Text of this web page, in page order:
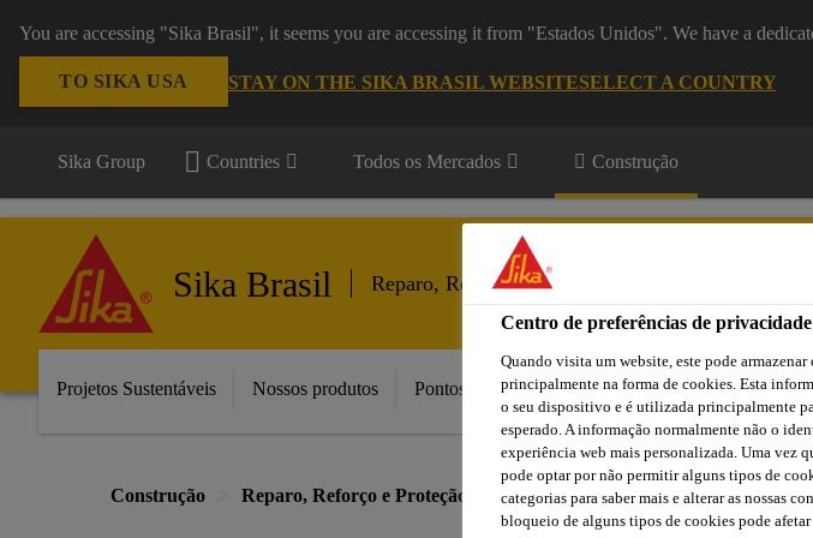
You are accessing "Sika Brasil", it seems you are accessing it from "Estados Unidos". We have a
TO SIKA USA STAY ON THE SIKA BRASIL WEBSITESELECT A COUNTRY
Sika Group Countries Todos os Mercados Construção
Sika Brasil Reparo, Reforço e Proteção do Concreto
Projetos Sustentáveis Nossos produtos Pontos de Venda Downloads Atendimento
Construção Reparo, Reforço e Proteção do Concreto Hidrofugantes
Centro de preferências de privacidade
Quando visita um website, este pode
principalmente na forma de cookies. Esta
o seu dispositivo e é utilizada principalmente
esperado. A informação normalmente não o
experiência web mais personalizada. Uma vez
pode optar por não permitir alguns tipos de
categorias para saber mais e alterar as nossas
bloqueio de alguns tipos de cookies pode